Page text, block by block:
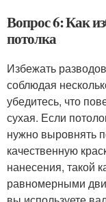
Вопрос 6: Как
потолка
Избежать
соблюдая
убедитесь, что
сухая. Если
нужно выровнять
качественную
нанесения, такой
равномерными